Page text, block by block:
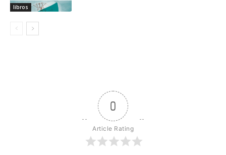
libros
0
Article Rating